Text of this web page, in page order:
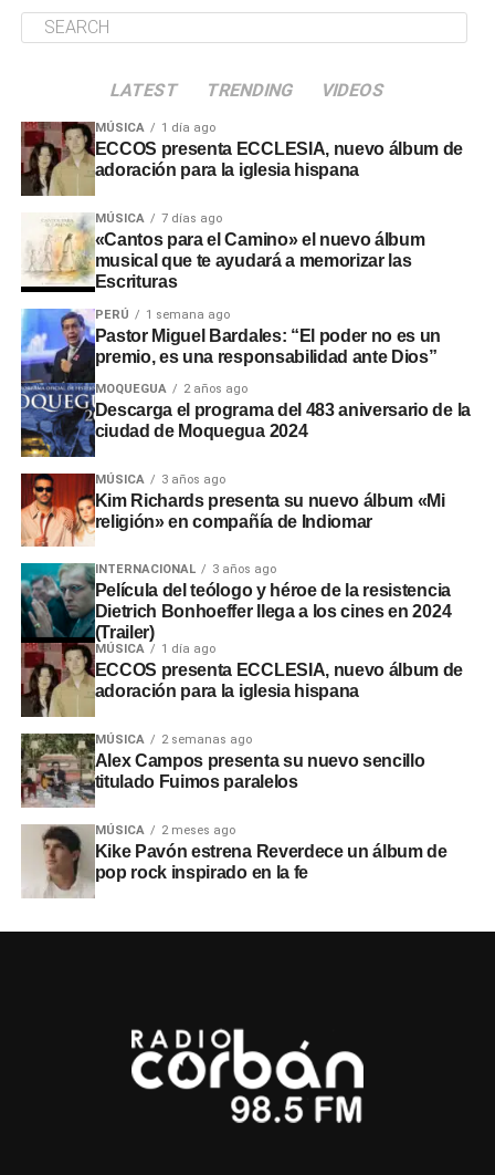
LATEST TRENDING VIDEOS
MÚSICA 1 día ago
ECCOS presenta ECCLESIA, nuevo álbum de
adoración para la iglesia hispana
MÚSICA 7 días ago
«Cantos para el Camino» el nuevo álbum
musical que te ayudará a memorizar las
Escrituras
PERÚ 1 semana ago
Pastor Miguel Bardales: “El poder no es un
premio, es una responsabilidad ante Dios”
MOQUEGUA 2 años ago
Descarga el programa del 483 aniversario de la
ciudad de Moquegua 2024
MÚSICA 3 años ago
Kim Richards presenta su nuevo álbum «Mi
religión» en compañía de Indiomar
INTERNACIONAL 3 años ago
Película del teólogo y héroe de la resistencia
Dietrich Bonhoeffer llega a los cines en 2024
(Trailer)
MÚSICA 1 día ago
ECCOS presenta ECCLESIA, nuevo álbum de
adoración para la iglesia hispana
MÚSICA 2 semanas ago
Alex Campos presenta su nuevo sencillo
titulado Fuimos paralelos
MÚSICA 2 meses ago
Kike Pavón estrena Reverdece un álbum de
pop rock inspirado en la fe